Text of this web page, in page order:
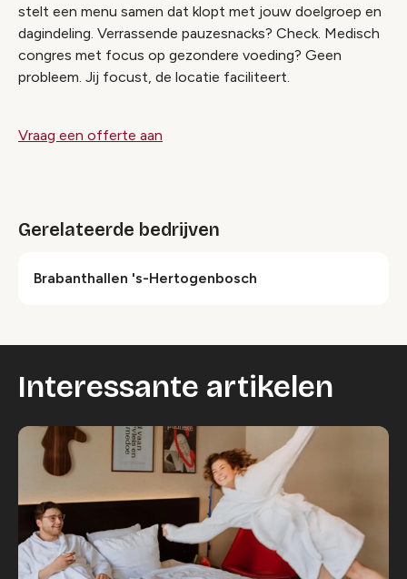
stelt een menu samen dat klopt met jouw doelgroep en
dagindeling. Verrassende pauzesnacks? Check. Medisch
congres met focus op gezondere voeding? Geen
probleem. Jij focust, de locatie faciliteert.
Vraag een offerte aan
Gerelateerde bedrijven
Brabanthallen 's-Hertogenbosch
Interessante artikelen